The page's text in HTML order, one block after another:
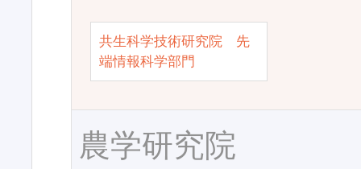
共生科学技術研究院 先
端情報科学部門
農学研究院